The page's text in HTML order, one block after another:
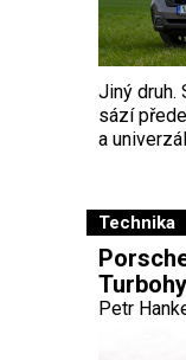
Jiný druh.
sází
a
Technika
Petr